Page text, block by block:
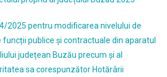
2025 pentru modificarea nivelului de
publice și contractuale din aparatul
județean Buzău precum și al
sa corespunzător Hotărârii